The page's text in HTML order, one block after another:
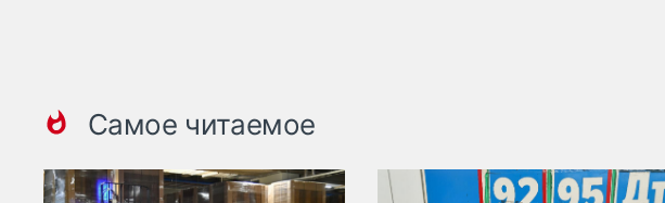
Самое читаемое